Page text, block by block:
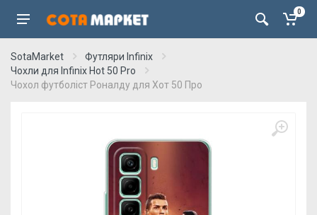
0
SotaMarket
Футляри Infinix
Чохли для Infinix Hot 50 Pro
Чохол футболіст Роналду для Хот 50 Про